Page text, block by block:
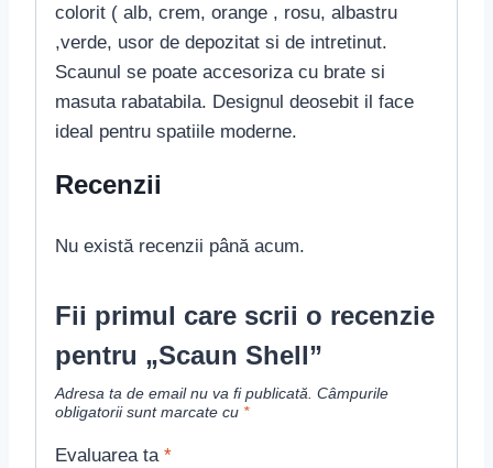
colorit ( alb, crem, orange , rosu, albastru
,verde, usor de depozitat si de intretinut.
Scaunul se poate accesoriza cu brate si
masuta rabatabila. Designul deosebit il face
ideal pentru spatiile moderne.
Recenzii
Nu există recenzii până acum.
Fii primul care scrii o recenzie
pentru „Scaun Shell”
Adresa ta de email nu va fi publicată. Câmpurile
obligatorii sunt marcate cu *
Evaluarea ta *